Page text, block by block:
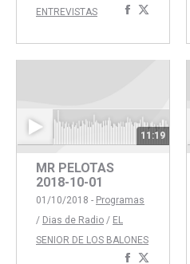
ENTREVISTAS
Compartir
Facebook
Twitter
11:19
MR PELOTAS
2018-10-01
01/10/2018 - Programas
/ Dias de Radio / EL
SENIOR DE LOS BALONES
Compartir